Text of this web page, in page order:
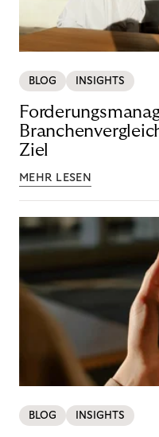
BLOG INSIGHTS
Ziel
MEHR LESEN
BLOG INSIGHTS